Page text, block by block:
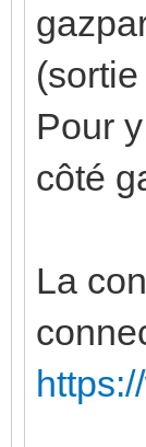
Pour
côté
La